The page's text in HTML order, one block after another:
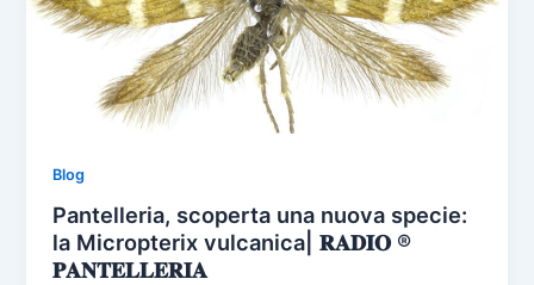
Blog
Pantelleria, scoperta una nuova specie:
la Micropterix vulcanica| 𝐑𝐀𝐃𝐈𝐎 ®
𝐏𝐀𝐍𝐓𝐄𝐋𝐋𝐄𝐑𝐈𝐀